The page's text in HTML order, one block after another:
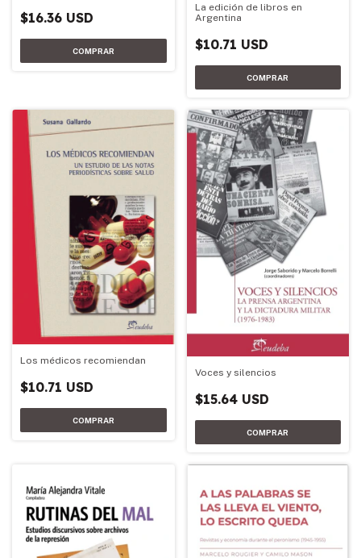
$16.36 USD
La edición de libros en
Argentina
$10.71 USD
Los médicos recomiendan
$10.71 USD
Voces y silencios
$15.64 USD